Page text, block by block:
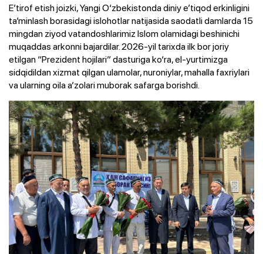
E’tirof etish joizki, Yangi O‘zbekistonda diniy e’tiqod erkinligini
ta’minlash borasidagi islohotlar natijasida saodatli damlarda 15
mingdan ziyod vatandoshlarimiz Islom olamidagi beshinichi
muqaddas arkonni bajardilar. 2026-yil tarixda ilk bor joriy
etilgan “Prezident hojilari” dasturiga ko‘ra, el-yurtimizga
sidqidildan xizmat qilgan ulamolar, nuroniylar, mahalla faxriylari
va ularning oila a’zolari muborak safarga borishdi.